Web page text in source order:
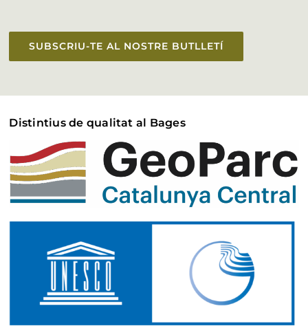
SUBSCRIU-TE AL NOSTRE BUTLLETÍ
Distintius de qualitat al Bages